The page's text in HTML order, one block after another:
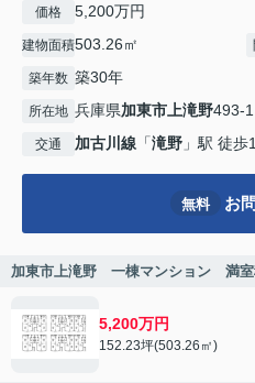
価格 5,200万円
建物面積503.26㎡
築年数 築30年
所在地 兵庫県加東市 上滝野493-1
交通 加古川線 「滝野 」駅 徒歩
無料 お
加東市上滝野 一棟マンション 満
5,200万円
152.23坪(503.26㎡)